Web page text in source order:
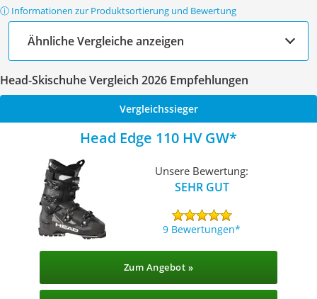
ⓘ Informationen zur Produktsortierung und Bewertung
Ähnliche Vergleiche anzeigen
Head-Skischuhe Vergleich 2026 Empfehlungen
Vergleichssieger
Head Edge 110 HV GW
Unsere Bewertung:
SEHR GUT
9 Bewertungen
Zum Angebot »